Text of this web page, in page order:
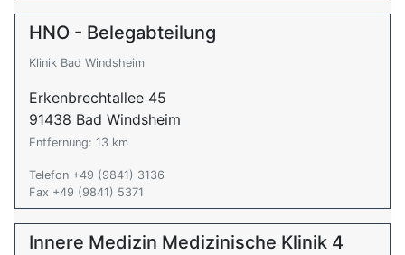
HNO - Belegabteilung
Klinik Bad Windsheim
Erkenbrechtallee 45
91438 Bad Windsheim
Entfernung: 13 km
Telefon +49 (9841) 3136
Fax +49 (9841) 5371
Innere Medizin Medizinische Klinik 4